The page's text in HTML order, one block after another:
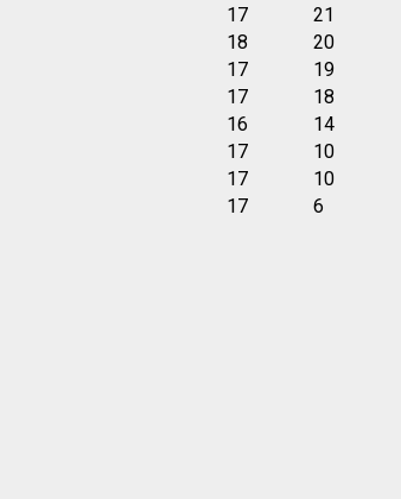
17
21
18
20
17
19
17
18
16
14
17
10
17
10
17 6